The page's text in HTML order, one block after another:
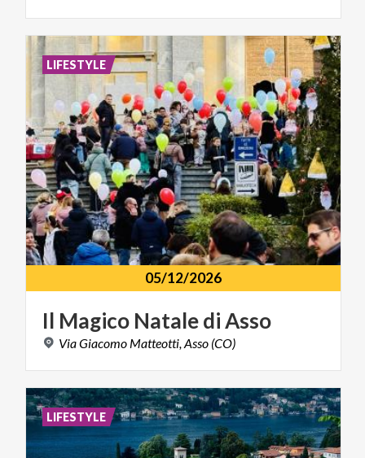
05/12/2026
Il Magico NatalediAsso
ViaGiacomo Matteotti,Asso (CO)
LIFESTYLE
LIFESTYLE